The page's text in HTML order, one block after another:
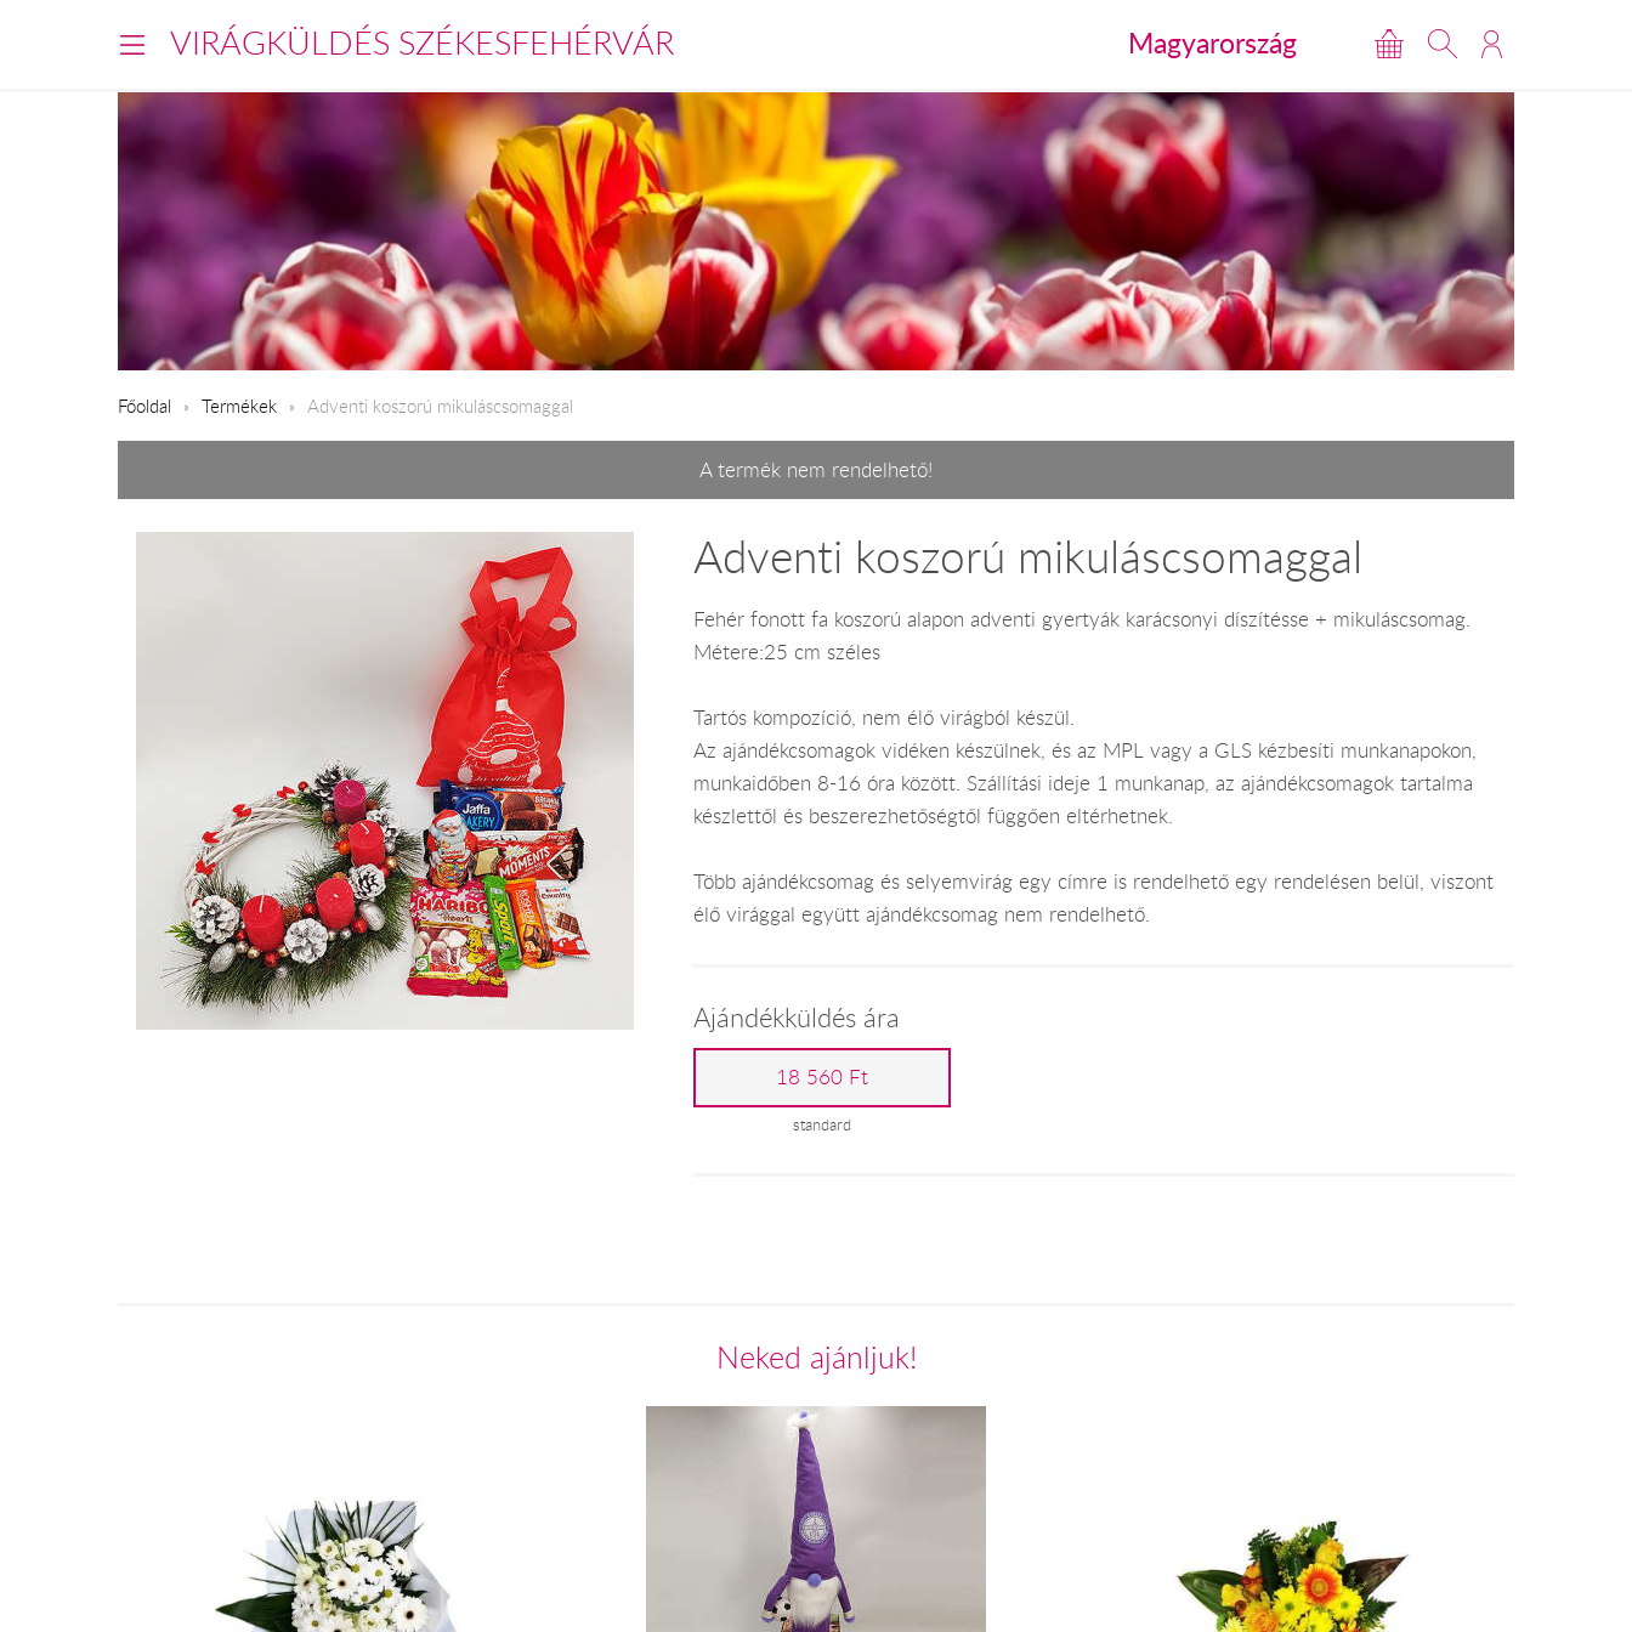
VIRÁGKÜLDÉS SZÉKESFEHÉRVÁR Magyarország
Főoldal Termékek Adventi koszorú mikuláscsomaggal
A termék nem rendelhető!
Adventi koszorú mikuláscsomaggal
Fehér fonott fa koszorú alapon adventi gyertyák karácsonyi díszítésse + mikuláscsomag.
Métere:25 cm széles
Tartós kompozíció, nem élő virágból készül.
Az ajándékcsomagok vidéken készülnek, és az MPL vagy a GLS kézbesíti munkanapokon,
munkaidőben 8-16 óra között. Szállítási ideje 1 munkanap, az ajándékcsomagok tartalma
készlettől és beszerezhetőségtől függően eltérhetnek.
Több ajándékcsomag és selyemvirág egy címre is rendelhető egy rendelésen belül, viszont
élő virággal együtt ajándékcsomag nem rendelhető.
Ajándékküldés ára
18 560 Ft
standard
Neked ajánljuk!